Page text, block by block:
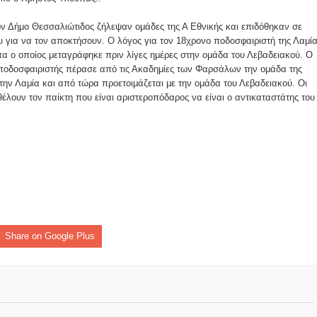
κάψιμο των χωριών της Λίμνης Πλαστήρα από Ιταλούς και
με ρίζες απο τον Δομοκό που κυριαρχούν στο
στο Διαγωνισμό Ιδεών - Hackathon που διοργανώνει η
ιδεών στους τομείς της περιβαλλοντικής
της κλιματικής αλλαγής
ΔΙΑΓΩΝΙΣΜΟΥ «ΛΕΙΤΟΥΡΓΙΑ ΒΙΟΚΑ ΧΥΤΑ
Δήμο Θεσσαλιώτιδος ζήλεψαν ομάδες της Α Εθνικής και επιδόθηκαν σε
να τον αποκτήσουν. Ο λόγος για τον 18χρονο ποδοσφαιριστή της
ο οποίος μεταγράφηκε πριν λίγες ημέρες στην ομάδα του Λεβαδειακού. Ο
πέρασε από τις Ακαδημίες των Φαρσάλων την ομάδα της
Λαμία και από τώρα προετοιμάζεται με την ομάδα του Λεβαδειακού. Οι
τον παίκτη που είναι αριστεροπόδαρος να είναι ο αντικαταστάτης του
Share on Google Plus